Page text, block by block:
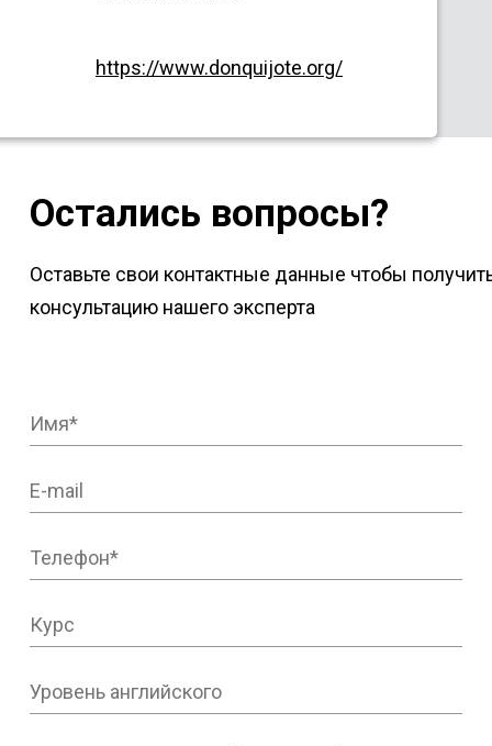
https://www.donquijote.org/
Остались вопросы?
Оставьте свои контактные данные чтобы
консультацию нашего эксперта